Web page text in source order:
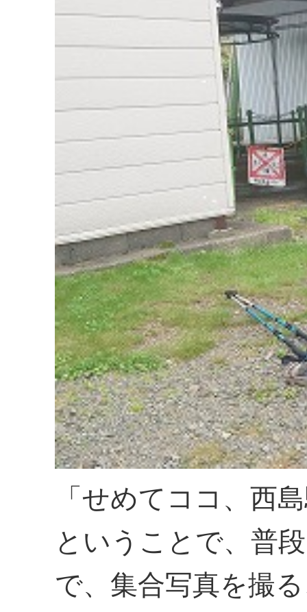
「せめてココ、西
ということで、普
で、集合写真を撮